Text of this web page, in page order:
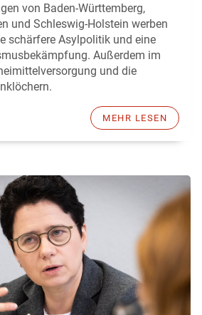
von Baden-Württemberg,
und Schleswig-Holstein werben
schärfere Asylpolitik und eine
Außerdem im
und die
MEHR LESEN